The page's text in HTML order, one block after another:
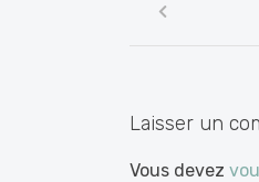
entre
Laisser un
Vous devez